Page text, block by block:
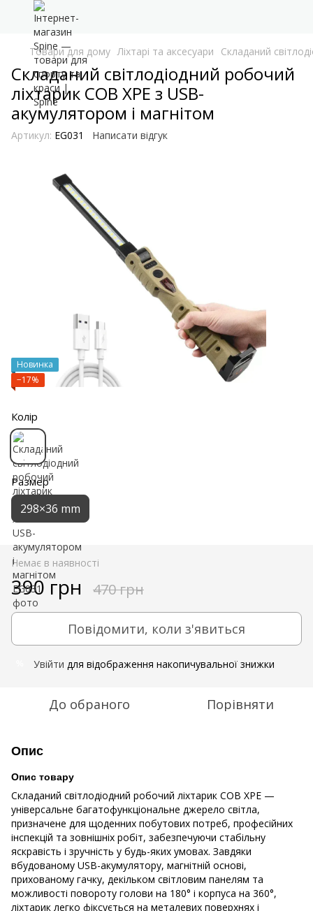
Товари для дому Ліхтарі та аксесуари Складаний
Складаний світлодіодний робочий
ліхтарик COB XPE з USB-
акумулятором і магнітом
Артикул: EG031 Написати відгук
Новинка
−17%
Колір
Размер
298×36 mm
Немає в наявності
390 грн 470 грн
Повідомити, коли з'явиться
Увійти для відображення накопичувальної знижки
До обраного Порівняти
Опис
Опис товару
Складаний світлодіодний робочий ліхтарик COB XPE —
універсальне багатофункціональне джерело світла,
призначене для щоденних побутових потреб, професійних
інспекцій та зовнішніх робіт, забезпечуючи стабільну
яскравість і зручність у будь-яких умовах. Завдяки
вбудованому USB-акумулятору, магнітній основі,
прихованому гачку, декільком світловим панелям та
можливості повороту голови на 180° і корпуса на 360°,
ліхтарик легко фіксується на металевих поверхнях і